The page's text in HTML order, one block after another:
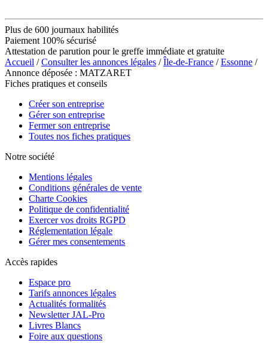
Plus de 600 journaux habilités
Paiement 100% sécurisé
Attestation de parution pour le greffe immédiate et gratuite
Accueil /Consulter les annonces légales /Île-de-France /Essonne /
Annonce déposée : MATZARET
Fiches pratiques et conseils
Créer son entreprise
Gérer son entreprise
Fermer son entreprise
Toutes nos fiches pratiques
Notre société
Mentions légales
Conditions générales de vente
Charte Cookies
Politique de confidentialité
Exercer vos droits RGPD
Réglementation légale
Gérer mes consentements
Accès rapides
Espace pro
Tarifs annonces légales
Actualités formalités
Newsletter JAL-Pro
Livres Blancs
Foire aux questions